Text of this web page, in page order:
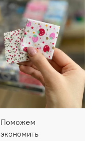
Поможем
экономить